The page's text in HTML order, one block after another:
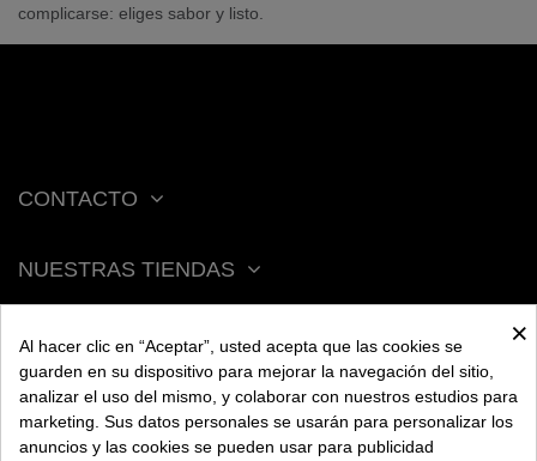
complicarse: eliges sabor y listo.
CONTACTO
NUESTRAS TIENDAS
ACERCA DE BENGALA
AYUDA
×
Al hacer clic en “Aceptar”, usted acepta que las cookies se
guarden en su dispositivo para mejorar la navegación del sitio,
analizar el uso del mismo, y colaborar con nuestros estudios para
marketing. Sus datos personales se usarán para personalizar los
anuncios y las cookies se pueden usar para publicidad